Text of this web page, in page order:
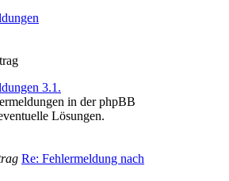
3.1.
in der phpBB
Lösungen.
Re: Fehlermeldung nach